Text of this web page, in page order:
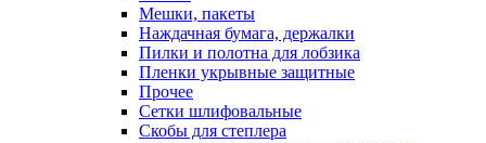
Мешки, пакеты
Наждачная бумага, держалки
Пилки и полотна для лобзика
Пленки укрывные защитные
Прочее
Сетки шлифовальные
Скобы для степлера